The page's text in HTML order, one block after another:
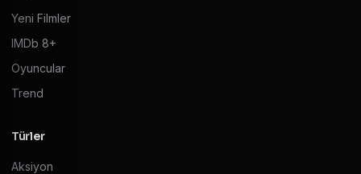
Yeni Filmler
IMDb 8+
Oyuncular
Trend
Türler
Aksiyon